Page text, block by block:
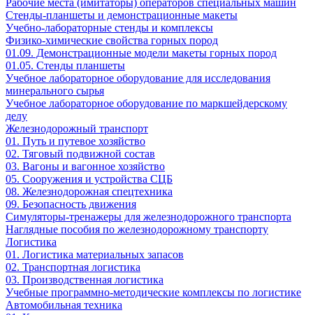
Рабочие места (имитаторы) операторов специальных машин
Стенды-планшеты и демонстрационные макеты
Учебно-лабораторные стенды и комплексы
Физико-химические свойства горных пород
01.09. Демонстрационные модели макеты горных пород
01.05. Стенды планшеты
Учебное лабораторное оборудование для исследования
минерального сырья
Учебное лабораторное оборудование по маркшейдерскому
делу
Железнодорожный транспорт
01. Путь и путевое хозяйство
02. Тяговый подвижной состав
03. Вагоны и вагонное хозяйство
05. Сооружения и устройства СЦБ
08. Железнодорожная спецтехника
09. Безопасность движения
Симуляторы-тренажеры для железнодорожного транспорта
Наглядные пособия по железнодорожному транспорту
Логистика
01. Логистика материальных запасов
02. Транспортная логистика
03. Производственная логистика
Учебные программно-методические комплексы по логистике
Автомобильная техника